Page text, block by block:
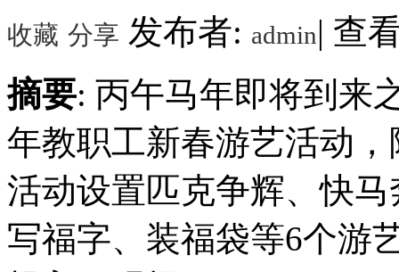
收藏 分享 发布者: admin| 查
摘要: 丙午马年即将到来
年教职工新春游艺活动
活动设置匹克争辉、快
写福字、装福袋等6个游